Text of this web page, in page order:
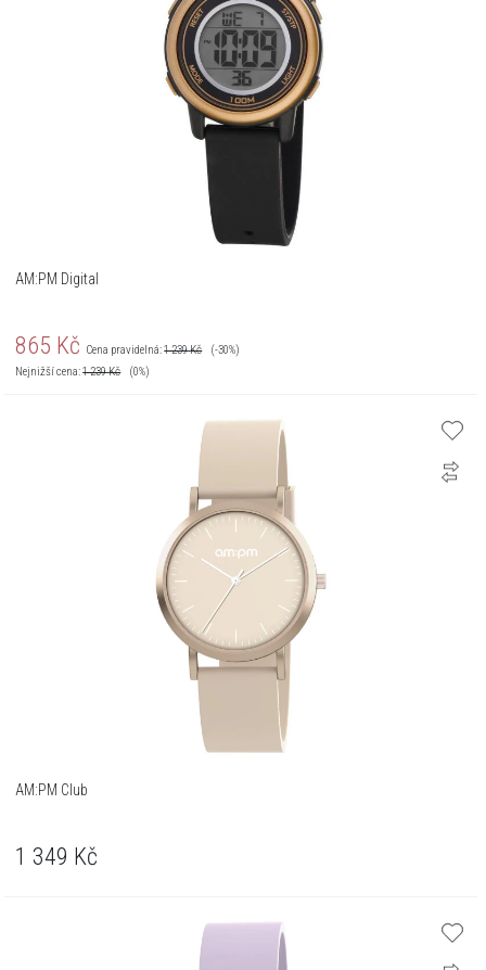
AM:PM Digital
865 Kč Cena pravidelná:1 239Kč
(-30%)
Nejnižší cena:1 239Kč (0%)
AM:PM Club
1 349 Kč